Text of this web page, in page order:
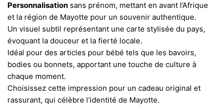
Personnalisation sans prénom, mettant en avant l’Afrique
et la région de Mayotte pour un souvenir authentique.
Un visuel subtil représentant une carte stylisée du pays,
évoquant la douceur et la fierté locale.
Idéal pour des articles pour bébé tels que les bavoirs,
bodies ou bonnets, apportant une touche de culture à
chaque moment.
Choisissez cette impression pour un cadeau original et
rassurant, qui célèbre l’identité de Mayotte.